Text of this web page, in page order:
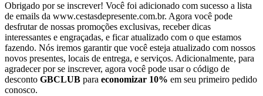
Obrigado por se inscrever! Você foi adicionado com sucesso a lista
de emails da www.cestasdepresente.com.br. Agora você pode
desfrutar de nossas promoções exclusivas, receber dicas
interessantes e engraçadas, e ficar atualizado com o que estamos
fazendo. Nós iremos garantir que você esteja atualizado com nossos
novos presentes, locais de entrega, e serviços. Adicionalmente, para
agradecer por se inscrever, agora você pode usar o código de
desconto GBCLUB para economizar 10% em seu primeiro pedido
conosco.